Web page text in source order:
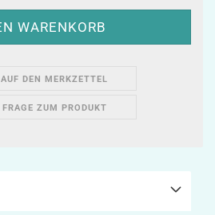
AUF DEN MERKZETTEL
FRAGE ZUM PRODUKT